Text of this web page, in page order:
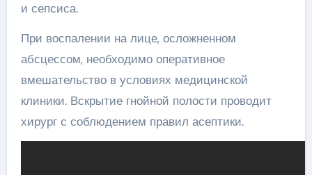
и сепсиса.
При воспалении на лице, осложненном
абсцессом, необходимо оперативное
вмешательство в условиях медицинской
клиники. Вскрытие гнойной полости проводит
хирург с соблюдением правил асептики.